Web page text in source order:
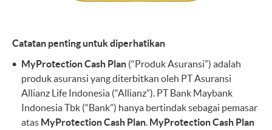
Catatan penting untuk diperhatikan
MyProtection Cash Plan (“Produk Asuransi”) adalah
produk asuransi yang diterbitkan oleh PT Asuransi
Allianz Life Indonesia (“Allianz”). PT Bank Maybank
Indonesia Tbk (“Bank”) hanya bertindak sebagai pemasar
atas MyProtection Cash Plan. MyProtection Cash Plan